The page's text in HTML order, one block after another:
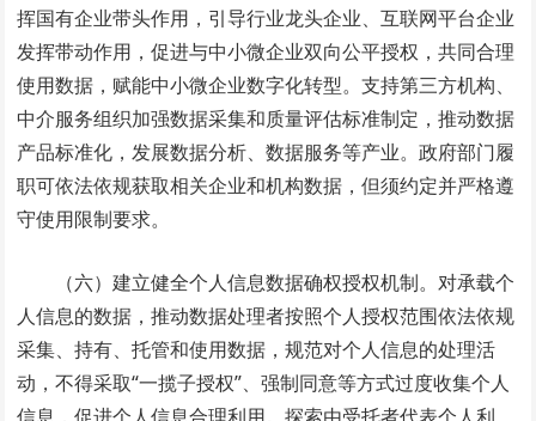
挥国有企业带头作用，引导行业龙头企业、互联网平台企业
发挥带动作用，促进与中小微企业双向公平授权，共同合理
使用数据，赋能中小微企业数字化转型。支持第三方机构、
中介服务组织加强数据采集和质量评估标准制定，推动数据
产品标准化，发展数据分析、数据服务等产业。政府部门履
职可依法依规获取相关企业和机构数据，但须约定并严格遵
守使用限制要求。
（六）建立健全个人信息数据确权授权机制。对承载个
人信息的数据，推动数据处理者按照个人授权范围依法依规
采集、持有、托管和使用数据，规范对个人信息的处理活
动，不得采取“一揽子授权”、强制同意等方式过度收集个人